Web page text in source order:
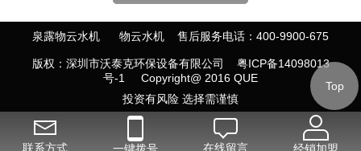
泉露物云水机 物云水机 售后服务电话： 400-9900-675
版权：深圳市沃泰克环保设备有限公司 粤ICP备14098013
号-1
Copyright@ 2016 QUE
Top
投资有风险 选择需谨慎
联系方式 在线留言